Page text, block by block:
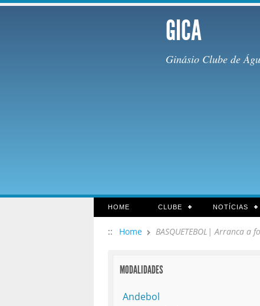
GICA
Ginásio Clube de
HOME CLUBE NOTÍCIAS
:: Home BASQUETEBOL| Arranca
MODALIDADES
Andebol